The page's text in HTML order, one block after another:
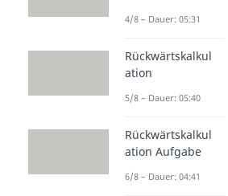
4/8 – Dauer: 05:31
Rückwärtskalkul
ation
5/8 – Dauer: 05:40
Rückwärtskalkul
ation Aufgabe
6/8 – Dauer: 04:41